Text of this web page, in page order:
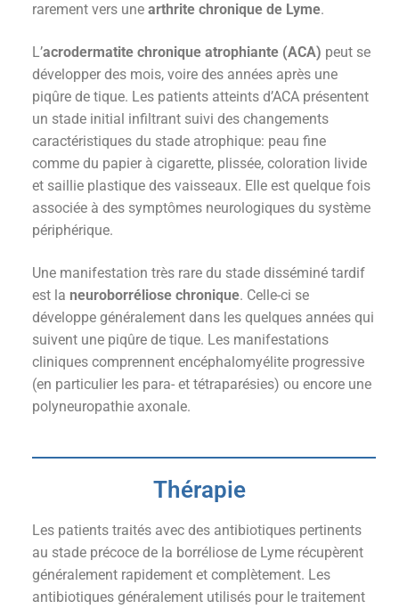
rarement vers une arthrite chronique de Lyme.
L’acrodermatite chronique atrophiante (ACA) peut se
développer des mois, voire des années après une
piqûre de tique. Les patients atteints d’ACA présentent
un stade initial infiltrant suivi des changements
caractéristiques du stade atrophique: peau fine
comme du papier à cigarette, plissée, coloration livide
et saillie plastique des vaisseaux. Elle est quelque fois
associée à des symptômes neurologiques du système
périphérique.
Une manifestation très rare du stade disséminé tardif
est la neuroborréliose chronique. Celle-ci se
développe généralement dans les quelques années qui
suivent une piqûre de tique. Les manifestations
cliniques comprennent encéphalomyélite progressive
(en particulier les para- et tétraparésies) ou encore une
polyneuropathie axonale.
Thérapie
Les patients traités avec des antibiotiques pertinents
au stade précoce de la borréliose de Lyme récupèrent
généralement rapidement et complètement. Les
antibiotiques généralement utilisés pour le traitement